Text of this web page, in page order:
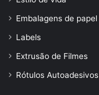
Embalagens de papel
Labels
Extrusão de Filmes
Rótulos Autoadesivos